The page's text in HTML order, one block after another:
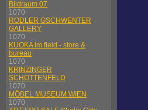
Bildraum 07
1070
RODLER GSCHWENTER
GALLERY
1070
KUOKA im field - store &
bureau
1070
KRINZINGER
SCHOTTENFELD
1070
MÖBEL MUSEUM WIEN
1070